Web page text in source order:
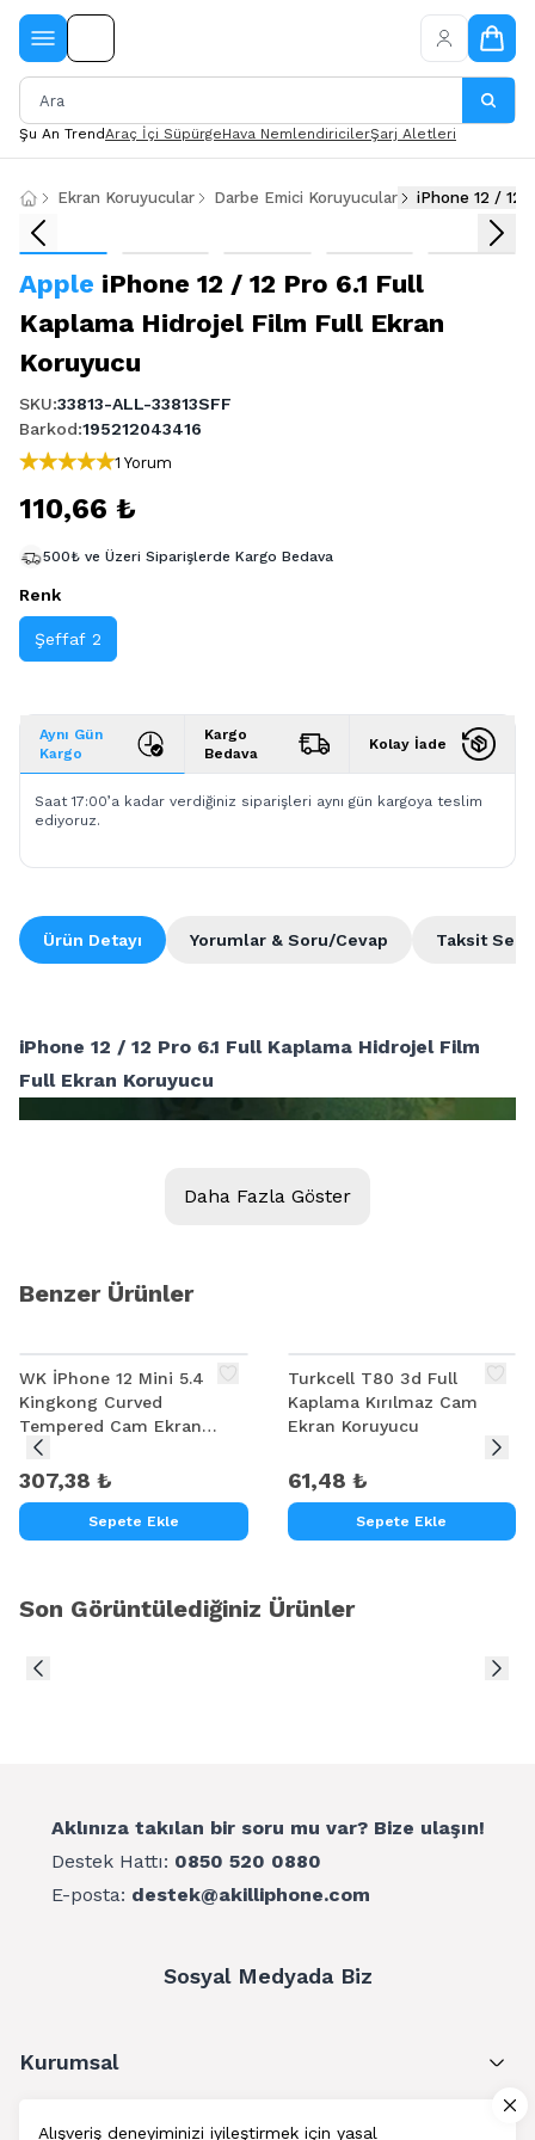
Alışveriş deneyiminizi iyileştirmek için yasal
Şu An TrendAraç İçi SüpürgeHava NemlendiricilerŞarj Aletleri
Ekran Koruyucular Darbe Emici Koruyucular iPhone 12 / 12
Apple iPhone 12 / 12 Pro 6.1 Full
Kaplama Hidrojel Film Full Ekran
Koruyucu
SKU:33813-ALL-33813SFF
Barkod:195212043416
1 Yorum
110,66 ₺
500₺ ve Üzeri Siparişlerde Kargo Bedava
Renk
Şeffaf 2
Aynı Gün
Kargo
Kargo
Bedava
Kolay İade
Saat 17:00’a kadar verdiğiniz siparişleri aynı gün kargoya teslim
ediyoruz.
Ürün Detayı Taksit
Yorumlar & Soru/Cevap
iPhone 12 / 12 Pro 6.1 Full Kaplama Hidrojel Film
Full Ekran Koruyucu
Daha Fazla Göster
Benzer Ürünler
WK İPhone 12 Mini 5.4
Kingkong Curved
Tempered Cam Ekran
Koruyucu
307,38 ₺
Sepete Ekle
Turkcell T80 3d Full
Kaplama Kırılmaz Cam
Ekran Koruyucu
61,48 ₺
Sepete Ekle
Son Görüntülediğiniz Ürünler
Aklınıza takılan bir soru mu var? Bize ulaşın!
Destek Hattı: 0850 520 0880
E-posta: destek@akilliphone.com
Sosyal Medyada Biz
Kurumsal
Müşteri Hizmetleri